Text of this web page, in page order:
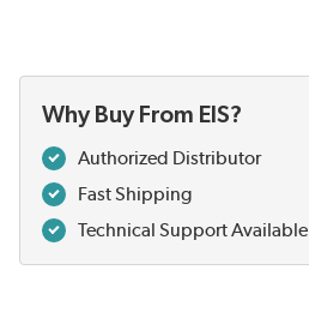
Why Buy From EIS?
Authorized Distributor
Fast Shipping
Technical Support Available